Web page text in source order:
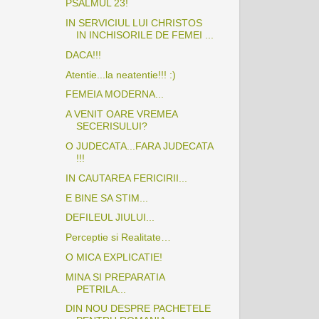
PSALMUL 23!
IN SERVICIUL LUI CHRISTOS
IN INCHISORILE DE FEMEI ...
DACA!!!
Atentie...la neatentie!!! :)
FEMEIA MODERNA...
A VENIT OARE VREMEA
SECERISULUI?
O JUDECATA...FARA JUDECATA
!!!
IN CAUTAREA FERICIRII...
E BINE SA STIM...
DEFILEUL JIULUI...
Perceptie si Realitate…
O MICA EXPLICATIE!
MINA SI PREPARATIA
PETRILA...
DIN NOU DESPRE PACHETELE